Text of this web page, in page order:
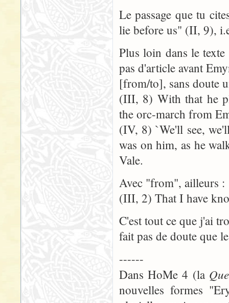
Le passage que tu
lie before us" (II, 9),
Plus loin dans le
pas d'article avant
[from/to], sans doute
(III, 8) With that he
the orc-march from
(IV, 8) `We'll see,
was on him, as he
Vale.
Avec "from", ailleurs :
(III, 2) That I have
C'est tout ce que j'ai
fait pas de doute que
------
Dans HoMe 4 (la
nouvelles formes